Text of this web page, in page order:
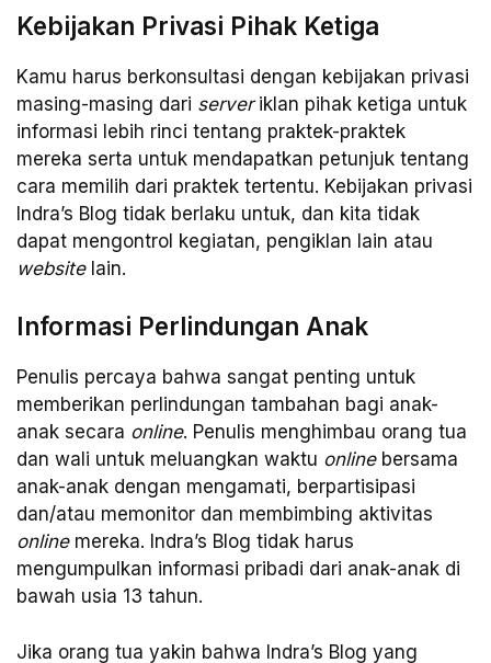
Kebijakan Privasi Pihak Ketiga
Kamu harus berkonsultasi dengan kebijakan privasi
masing-masing dari serveriklan pihak ketiga untuk
informasi lebih rinci tentang praktek-praktek
mereka serta untuk mendapatkan petunjuk tentang
cara memilih dari praktek tertentu. Kebijakan privasi
Indra’s Blog tidak berlaku untuk, dan kita tidak
dapat mengontrol kegiatan, pengiklan lain atau
websitelain.
Informasi Perlindungan Anak
Penulis percaya bahwa sangat penting untuk
memberikan perlindungan tambahan bagi anak-
anak secara online. Penulis menghimbau orang tua
dan wali untuk meluangkan waktu online bersama
anak-anak dengan mengamati, berpartisipasi
dan/atau memonitor dan membimbing aktivitas
online mereka. Indra’s Blog tidak harus
mengumpulkan informasi pribadi dari anak-anak di
bawah usia 13 tahun.
Jika orang tua yakin bahwa Indra’s Blog yang